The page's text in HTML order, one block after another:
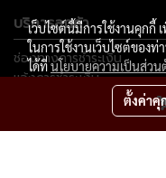
บริการลูกค้า
ช่องทางการชำระเงิน
แจ้งการชำระเงิน
ติดตามสถานะการสั่งซื้อ
เว็บไซต์นี้มีการใช้งานคุก
ในการใช้งานเว็บไซต์ของ
ได้ที่นโยบายความเป็นส่วน
ตั้งค่าคุ